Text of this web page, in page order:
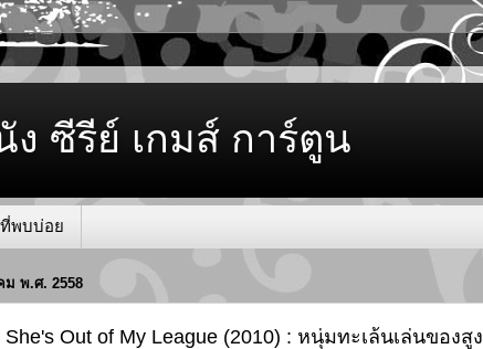
ซีรีย์ เกมส์ การ์ตูน
พบบ่อย
ม พ.ศ. 2558
She's Out of My League (2010) : หนุ่มทะเล้นเล่นของสูง